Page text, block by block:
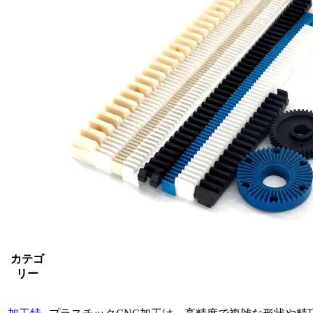
カテゴ
リー